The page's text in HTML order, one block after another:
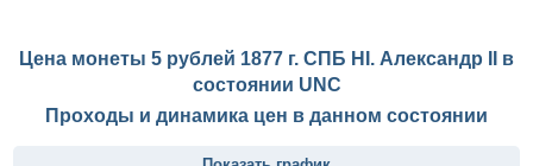
Цена монеты 5 рублей 1877 г. СПБ НІ. Александр II в
состоянии UNC
Проходы и динамика цен в данном состоянии